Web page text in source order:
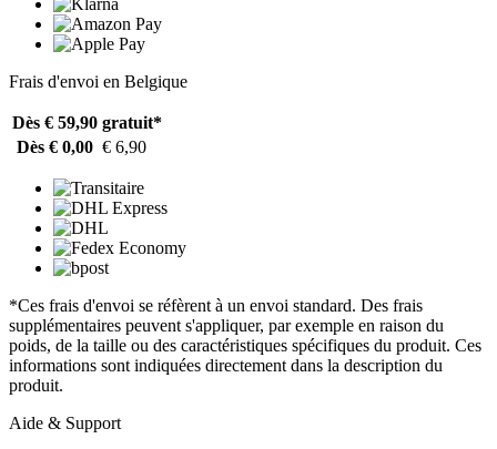
Frais d'envoi en Belgique
Dès € 59,90 gratuit*
Dès € 0,00 € 6,90
*Ces frais d'envoi se réfèrent à un envoi standard. Des frais
supplémentaires peuvent s'appliquer, par exemple en raison du
poids, de la taille ou des caractéristiques spécifiques du produit. Ces
informations sont indiquées directement dans la description du
produit.
Aide & Support